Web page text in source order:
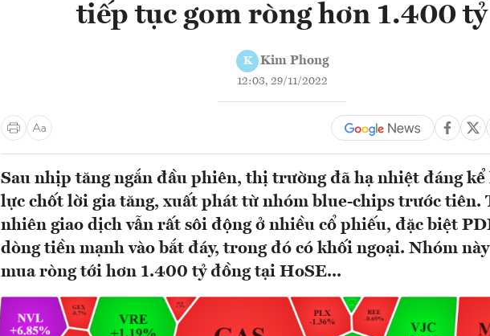
tiếp tục gom ròng hơn 1.400 tỷ
K Kim Phong
12:03, 29/11/2022
Sau nhịp tăng ngắn đầu phiên, thị trường đã hạ nhiệt đáng kể
lực chốt lời gia tăng, xuất phát từ nhóm blue-chips trước tiên.
nhiên giao dịch vẫn rất sôi động ở nhiều cổ phiếu, đặc biệt
dòng tiền mạnh vào bắt đáy, trong đó có khối ngoại. Nhóm
mua ròng tới hơn 1.400 tỷ đồng tại HoSE...